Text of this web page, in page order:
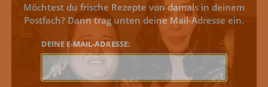
Möchtest du frische Rezepte von damals in deinem
Postfach? Dann trag unten deine Mail-Adresse ein.
DEINE E-MAIL-ADRESSE: